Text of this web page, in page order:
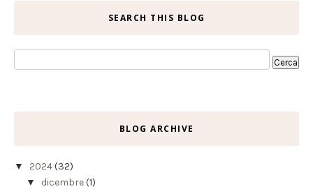
SEARCH THIS BLOG
BLOG ARCHIVE
▼ 2024(32)
▼ dicembre(1)